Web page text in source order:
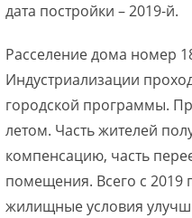
дата постройки – 2019-й.
Расселение дома номер
Индустриализации
городской программы.
летом. Часть жителей
компенсацию, часть
помещения. Всего с 2019
жилищные условия